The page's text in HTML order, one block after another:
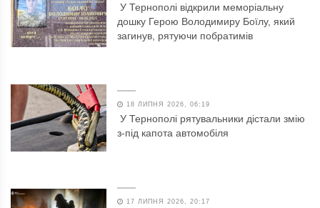
У Тернополі відкрили меморіальну
дошку Герою Володимиру Боїлу, який
загинув, рятуючи побратимів
18 ЛИПНЯ 2026, 06:19
У Тернополі рятувальники дістали змію
з-під капота автомобіля
17 ЛИПНЯ 2026, 20:17